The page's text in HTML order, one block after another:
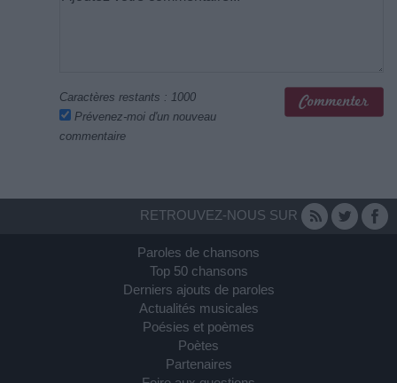
Caractères restants : 1000
Prévenez-moi d'un nouveau
commentaire
RETROUVEZ-NOUS SUR
Paroles de chansons
Top 50 chansons
Derniers ajouts de paroles
Actualités musicales
Poésies et poèmes
Poètes
Partenaires